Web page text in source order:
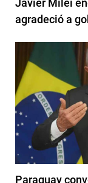
Javier Milei
agradeció a
Paraguay